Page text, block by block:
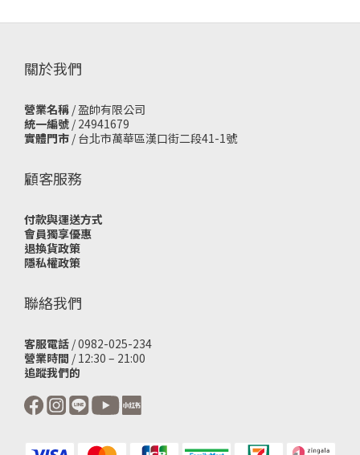
關於我們
營業名稱 / 盈帥有限公司
統一編號 / 24941679
實體門市 / 台北市萬華區漢口街二段41-1號
顧客服務
付款與運送方式
會員獨享優惠
退換貨政策
隱私權政策
聯絡我們
客服電話 / 0982-025-234
營業時間 / 12:30 – 21:00
追蹤我們的